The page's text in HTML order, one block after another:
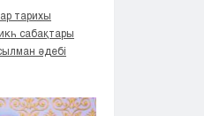
тарихы
сабақтары
әдебі